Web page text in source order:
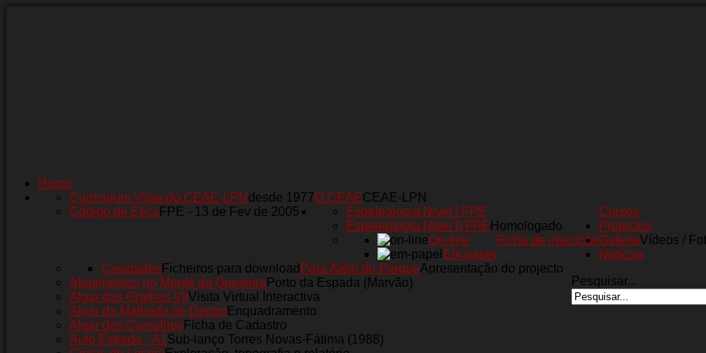
Home
O CEAECEAE-LPN
Curriculum Vitae do CEAE-LPN desde 1977
Código de Ética FPE - 13 de Fev de 2005 Cursos
Espeleologia Nível I FPE
Espeleologia Nível II FPE Homologado
Ficha de inscrição
On-line
Em papel
Projectos
Para Além do ParqueApresentação do projecto
CavidadesFicheiros para download
Abatimentos no Monte da Queijeira Porto da Espada (Marvão)
Algar das Gralhas VII Visita Virtual Interactiva
Algar da Malhada de DentroEnquadramento
Algar dos CarvalhosFicha de Cadastro
Auto Estrada - A1Sub-lanço Torres Novas-Fátima (1988)
GaleriaVídeos /
Notícias
Pesquisar...